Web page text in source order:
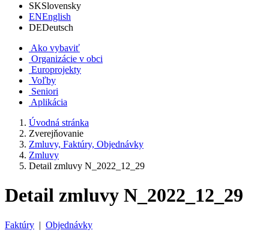
SKSlovensky
ENEnglish
DEDeutsch
Ako vybaviť
Organizácie v obci
Europrojekty
Voľby
Seniori
Aplikácia
Úvodná stránka
Zverejňovanie
Zmluvy, Faktúry, Objednávky
Zmluvy
Detail zmluvy N_2022_12_29
Detail zmluvy N_2022_12_29
Faktúry | Objednávky